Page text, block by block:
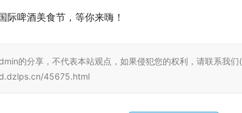
际啤酒美食节，等你来嗨！
的分享，不代表本站观点，如果侵犯您的权利，请联系我们(
45675.html